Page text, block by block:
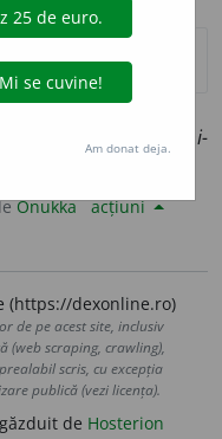
De cine mie mi-
Onukka acțiuni
(https://dexonline.ro)
de pe acest site, inclusiv
(web scraping, crawling),
scris, cu excepția
publică (vezi licența).
găzduit de Hosterion
Am donat deja.